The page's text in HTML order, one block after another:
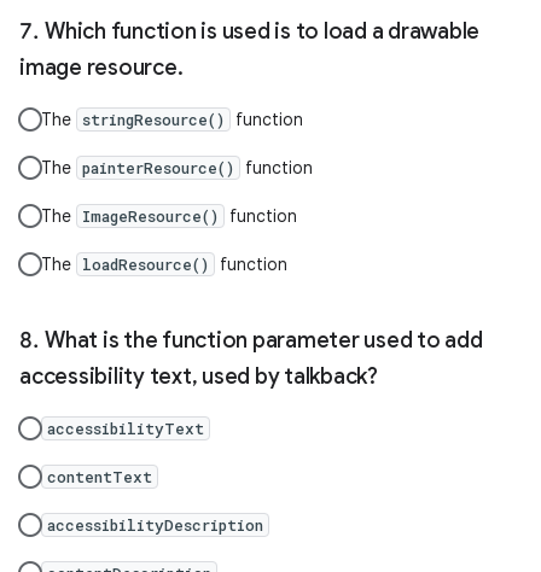
Which function is used is to load a drawable
image resource.
The stringResource() function
The painterResource() function
The ImageResource() function
The loadResource() function
What is the function parameter used to add
accessibility text, used by talkback?
accessibilityText
contentText
accessibilityDescription